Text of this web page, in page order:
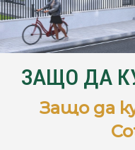
ЗАЩО ДА
Защо да